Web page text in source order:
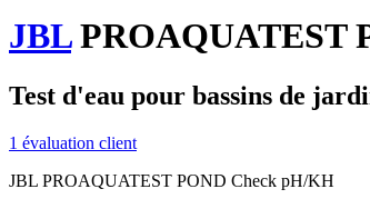
JBLPROAQUATEST
Test d'eau pour bassins de
1 évaluation client
JBL PROAQUATEST POND Check pH/KH